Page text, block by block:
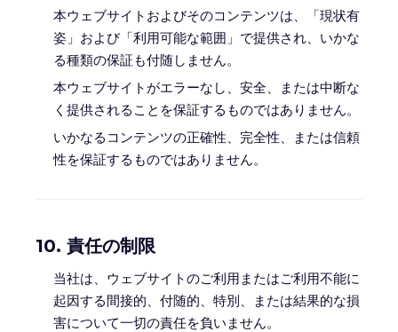
本ウェブサイトおよびそのコンテンツは、「現状有
姿」および「利用可能な範囲」で提供され、いかな
る種類の保証も付随しません。
本ウェブサイトがエラーなし、安全、または中断な
く提供されることを保証するものではありません。
いかなるコンテンツの正確性、完全性、または信頼
性を保証するものではありません。
10. 責任の制限
当社は、ウェブサイトのご利用またはご利用不能に
起因する間接的、付随的、特別、または結果的な損
害について一切の責任を負いません。